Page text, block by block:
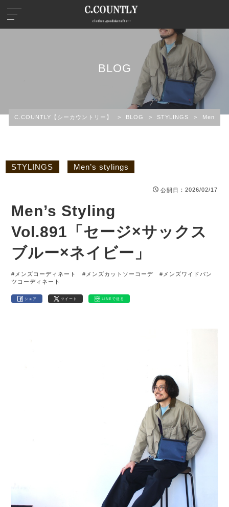
BLOG
C.COUNTLY【シーカウントリー】 > BLOG > STYLINGS > Men’s
STYLINGS Men’s stylings
公開日 ：2026/02/17
Men’s Styling
Vol.891「セージ×サックス
ブルー×ネイビー」
#メンズコーディネート #メンズカットソーコーデ
#メンズワイドパン
ツコーディネート
シェア ツイート LINEで送る